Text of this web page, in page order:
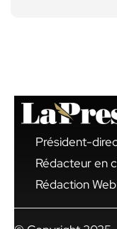
Président-
Rédacteur en
Rédaction